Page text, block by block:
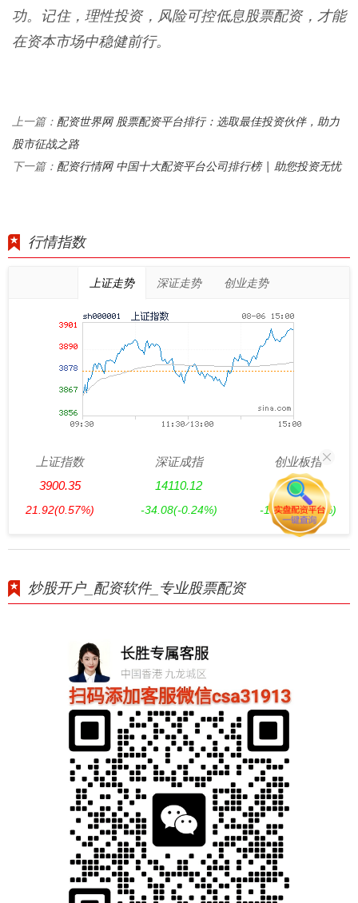
功。记住，理性投资，风险可控低息股票配资，才能
在资本市场中稳健前行。
上一篇： 配资世界网 股票配资平台排行：选取最佳投资伙伴，助力
股市征战之路
下一篇： 配资行情网 中国十大配资平台公司排行榜 | 助您投资无忧
行情指数
上证走势 深证走势 创业走势
上证指数
3900.35
21.92(0.57%)
深证成指
14110.12
-34.08(-0.24%)
创业板指
3515.56
-19.58(-0.55%)
炒股开户_配资软件_专业股票配资